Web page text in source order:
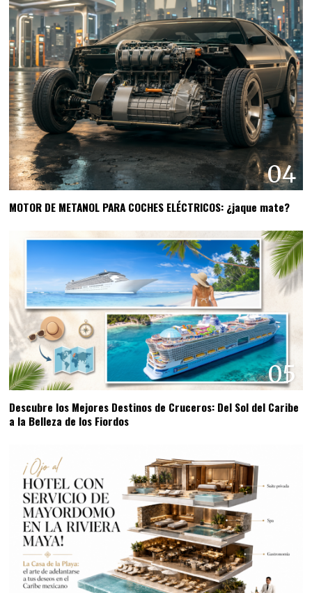
04
MOTOR DE METANOL PARA COCHES ELÉCTRICOS: ¿jaque mate?
05
Descubre los Mejores Destinos de Cruceros: Del Sol del Caribe
a la Belleza de los Fiordos